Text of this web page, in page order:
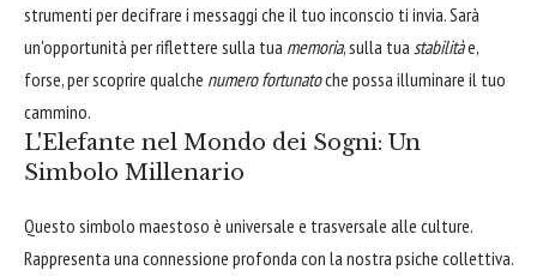
strumenti per decifrare i messaggi che il tuo inconscio ti invia. Sarà
un'opportunità per riflettere sulla tua memoria, sulla tua stabilitàe,
forse, per scoprire qualche numero fortunatoche possa illuminare il tuo
cammino.
L'Elefante nel Mondo dei Sogni: Un
Simbolo Millenario
Questo simbolo maestoso è universale e trasversale alle culture.
Rappresenta una connessione profonda con la nostra psiche collettiva.